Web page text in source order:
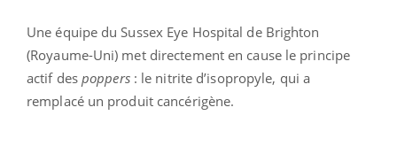
Une équipe du Sussex Eye Hospital de Brighton
(Royaume-Uni) met directement en cause le principe
actif des poppers : le nitrite d’isopropyle, qui a
remplacé un produit cancérigène.